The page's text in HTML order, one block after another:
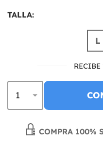
TALLA:
L
COMPRA 100%